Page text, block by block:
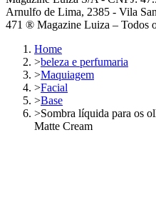
Arnulfo de Lima, 2385 - Vila
471 ® Magazine Luiza – Todos
Home
>beleza e perfumaria
>Maquiagem
>Facial
>Base
>Sombra líquida para os
Matte Cream